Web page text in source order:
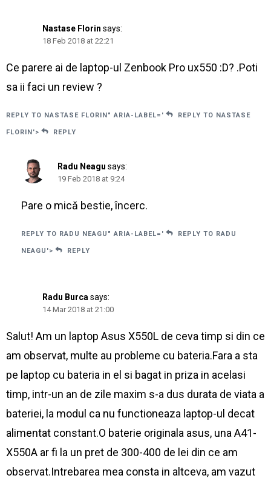
Nastase Florin says:
18 Feb 2018 at 22:21
Ce parere ai de laptop-ul Zenbook Pro ux550 :D? .Poti
sa ii faci un review ?
REPLY TO NASTASE FLORIN" ARIA-LABEL=' REPLY TO NASTASE
FLORIN'> REPLY
Radu Neagu says:
19 Feb 2018 at 9:24
Pare o mică bestie, încerc.
REPLY TO RADU NEAGU" ARIA-LABEL=' REPLY TO RADU
NEAGU'> REPLY
Radu Burca says:
14 Mar 2018 at 21:00
Salut! Am un laptop Asus X550L de ceva timp si din ce
am observat, multe au probleme cu bateria.Fara a sta
pe laptop cu bateria in el si bagat in priza in acelasi
timp, intr-un an de zile maxim s-a dus durata de viata a
bateriei, la modul ca nu functioneaza laptop-ul decat
alimentat constant.O baterie originala asus, una A41-
X550A ar fi la un pret de 300-400 de lei din ce am
observat.Intrebarea mea consta in altceva, am vazut